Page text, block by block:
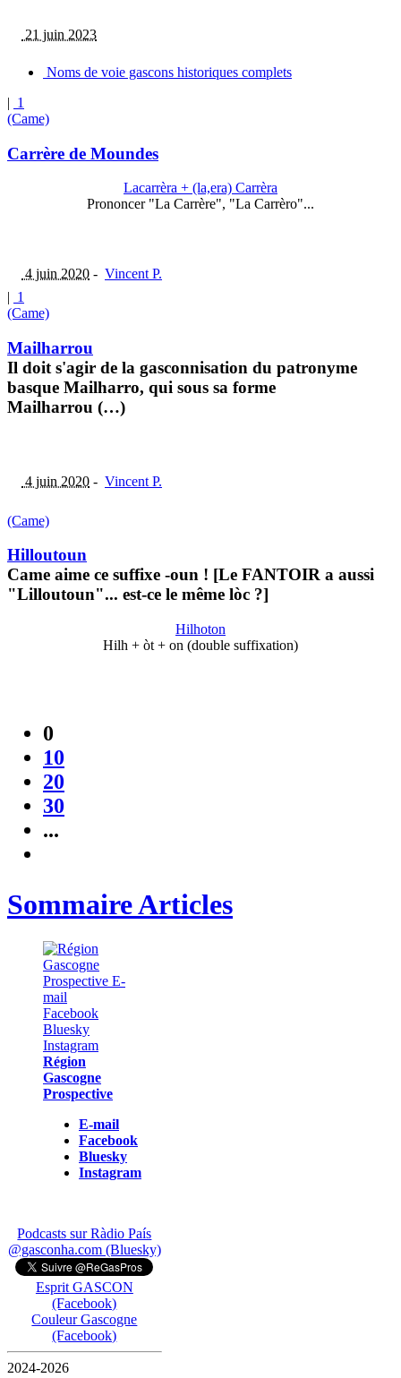
21 juin 2023
Noms de voie gascons historiques complets
| 1
(Came)
Carrère de Moundes
Lacarrèra + (la,era) Carrèra
Prononcer "La Carrère", "La Carrèro"...
4 juin 2020 - Vincent P.
| 1
(Came)
Mailharrou
Il doit s'agir de la gasconnisation du patronyme
basque Mailharro, qui sous sa forme
Mailharrou (…)
4 juin 2020 - Vincent P.
(Came)
Hilloutoun
Came aime ce suffixe -oun ! [Le FANTOIR a aussi
"Lilloutoun"... est-ce le même lòc ?]
Hilhoton
Hilh + òt + on (double suffixation)
0
10
20
30
...
Sommaire Articles
Région
Gascogne
Prospective
E-mail
Facebook
Bluesky
Instagram
Podcasts sur Ràdio País
@gasconha.com (Bluesky)
Esprit GASCON
(Facebook)
Couleur Gascogne
(Facebook)
2024-2026